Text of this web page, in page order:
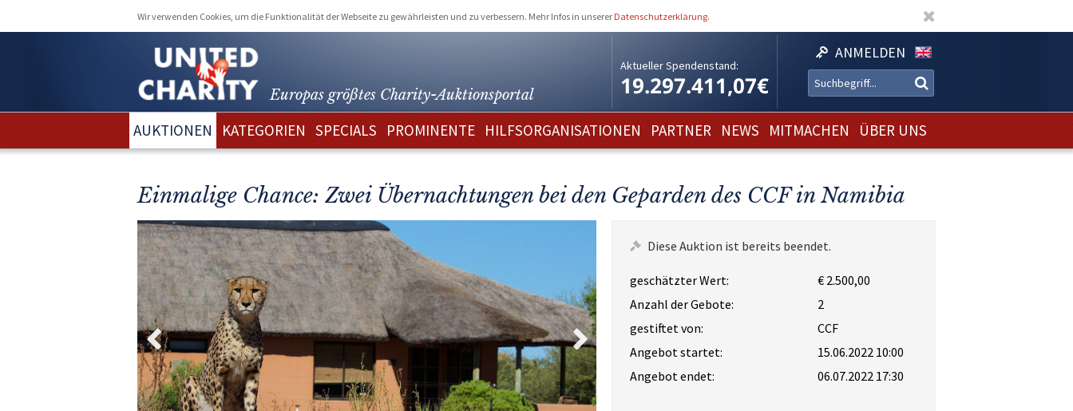
Wir verwenden Cookies, um die Funktionalität der Webseite zu gewährleisten und zu verbessern. Mehr Infos in unserer Datenschutzerklärung.
Europas größtes Charity-Auktionsportal
Aktueller Spendenstand:
19.297.411,07€
ANMELDEN
AUKTIONEN KATEGORIEN SPECIALS PROMINENTE HILFSORGANISATIONEN PARTNER NEWS MITMACHEN ÜBER UNS
Einmalige Chance: Zwei Übernachtungen bei den Geparden des CCF in Namibia
Diese Auktion ist bereits beendet.
geschätzter Wert:
€ 2.500,00
Anzahl der Gebote:
2
gestiftet von:
CCF
Angebot startet:
15.06.2022 10:00
Angebot endet:
06.07.2022 17:30